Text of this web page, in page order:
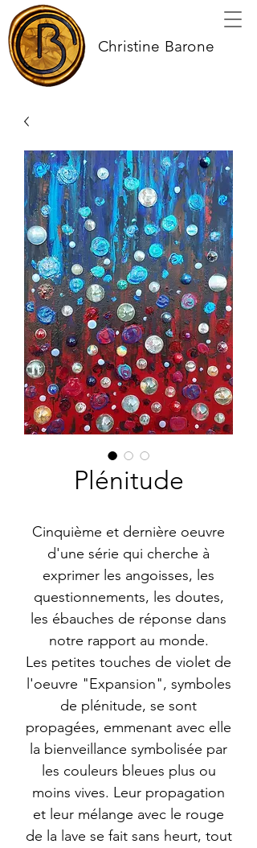
Christine Barone
Plénitude
Cinquième et dernière oeuvre
d'une série qui cherche à
exprimer les angoisses, les
questionnements, les doutes,
les ébauches de réponse dans
notre rapport au monde.
Les petites touches de violet de
l'oeuvre "Expansion", symboles
de plénitude, se sont
propagées, emmenant avec elle
la bienveillance symbolisée par
les couleurs bleues plus ou
moins vives. Leur propagation
et leur mélange avec le rouge
de la lave se fait sans heurt, tout